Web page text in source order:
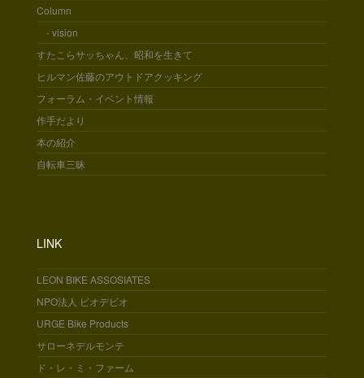
Column
- vision
すたこらサッちゃん、昭和を生きて
ヒルマン佐藤のアウトドアクッキング
フォーラム・イベント情報
作手だより
本の紹介
自転車三昧
LINK
LEON BIKE ASSOSIATES
NPO法人 ビオデビオ
URGE Bike Products
サローネデルモンテ
ド・レ・ミ・ファーム